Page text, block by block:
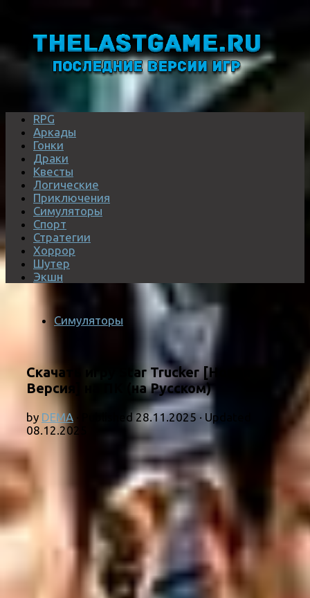
RPG
Аркады
Гонки
Драки
Квесты
Логические
Приключения
Симуляторы
Спорт
Стратегии
Хоррор
Шутер
Экшн
Симуляторы
Скачать игру Star Trucker [Новая
Версия] на ПК (на Русском)
by DEMA · Published 28.11.2025 · Updated
08.12.2025